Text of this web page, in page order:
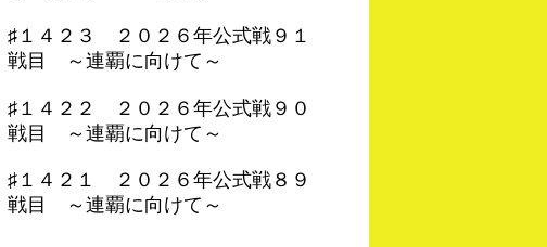
♯１４２３ ２０２６年公式戦９１
戦目 ～連覇に向けて～
♯１４２２ ２０２６年公式戦９０
戦目 ～連覇に向けて～
♯１４２１ ２０２６年公式戦８９
戦目 ～連覇に向けて～